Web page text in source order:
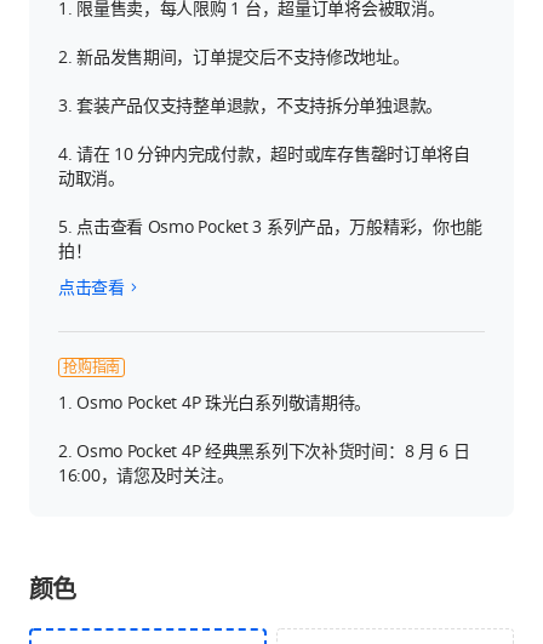
1. 限量售卖，每人限购 1 台，超量订单将会被取消。
2. 新品发售期间，订单提交后不支持修改地址。
3. 套装产品仅支持整单退款，不支持拆分单独退款。
4. 请在 10 分钟内完成付款，超时或库存售罄时订单将自
动取消。
5. 点击查看 Osmo Pocket 3 系列产品，万般精彩，你也能
拍！
点击查看
抢购指南
1. Osmo Pocket 4P 珠光白系列敬请期待。
2. Osmo Pocket 4P 经典黑系列下次补货时间：8 月 6 日
16:00，请您及时关注。
颜色